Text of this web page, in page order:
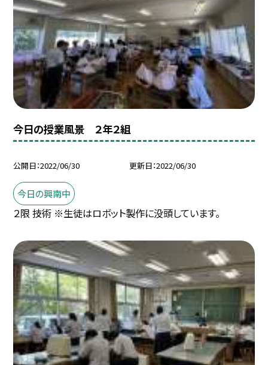
今日の授業風景 ２年２組
公開日 2022/06/30 更新日 2022/06/30
今日の興南中
２限 技術 ※生徒はロボット製作に没頭しています。